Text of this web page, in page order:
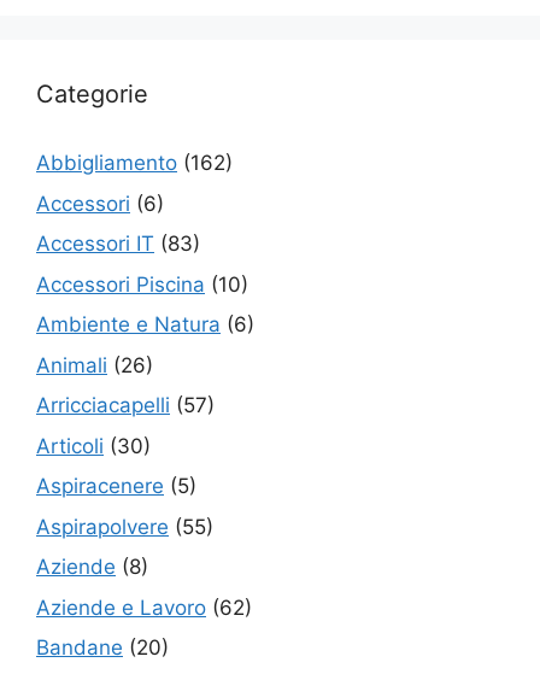
Categorie
Abbigliamento (162)
Accessori (6)
Accessori IT (83)
Accessori Piscina (10)
Ambiente e Natura (6)
Animali (26)
Arricciacapelli (57)
Articoli (30)
Aspiracenere (5)
Aspirapolvere (55)
Aziende (8)
Aziende e Lavoro (62)
Bandane (20)